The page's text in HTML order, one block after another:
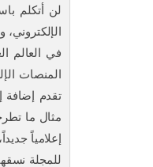
لن أتكلم
في العالم
المنصات
تقدم إضافة
مثال ما
إعلامياً
للمجلة